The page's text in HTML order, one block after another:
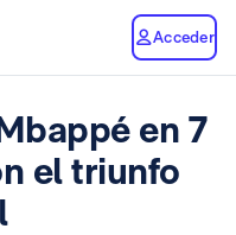
Acceder
en 7
el triunfo